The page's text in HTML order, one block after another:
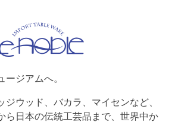
ージアムへ。
ジウッド、バカラ、マイセンなど、
ら日本の伝統工芸品まで、世界中か